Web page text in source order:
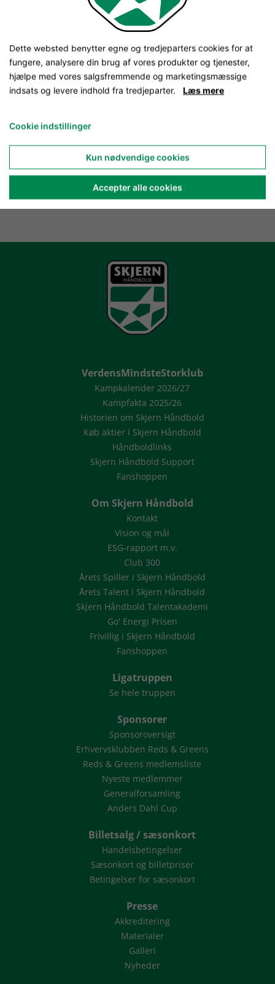
VerdensMindsteStorklub
Kampkalender 2026/27
Kampfakta 2025/26
Historien om Skjern Håndbold
Køb aktier i Skjern Håndbold
Håndboldlinks
Skjern Håndbold Support
Fanshoppen
Om Skjern Håndbold
Kontakt
Vision og mål
ESG-rapport m.v.
Club 300
Årets Spiller i Skjern Håndbold
Årets Talent i Skjern Håndbold
Skjern Håndbold Talentakademi
Go' Energi Prisen
Frivillig i Skjern Håndbold
Fanshoppen
Ligatruppen
Se hele truppen
Sponsorer
Sponsoroversigt
Erhvervsklubben Reds & Greens
Reds & Greens medlemsliste
Nyeste medlemmer
Generalforsamling
Anders Dahl Cup
Billetsalg / sæsonkort
Handelsbetingelser
Sæsonkort og billetpriser
Betingelser for sæsonkort
Presse
Akkreditering
Materialer
Galleri
Nyheder
Dette websted benytter egne og tredjeparters cookies for at
fungere, analysere din brug af vores produkter og tjenester,
hjælpe med vores salgsfremmende og marketingsmæssige
indsats og levere indhold fra tredjeparter. Læs mere
Cookie indstillinger
Kun nødvendige cookies
Accepter alle cookies